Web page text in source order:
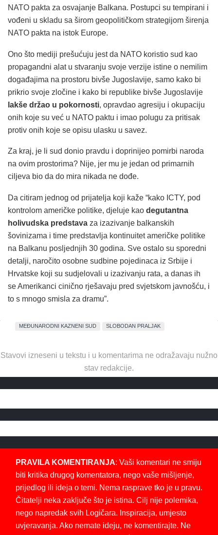
NATO pakta za osvajanje Balkana. Postupci su tempirani i
vođeni u skladu sa širom geopolitičkom strategijom širenja
NATO pakta na istok Europe.
Ono što mediji prešućuju jest da NATO koristio sud kao
propagandni alat u stvaranju svoje verzije istine o nemilim
događajima na prostoru bivše Jugoslavije, samo kako bi
prikrio svoje zločine i kako bi republike bivše Jugoslavije
lakše držao u pokornosti, opravdao agresiju i okupaciju
onih koje su već u NATO paktu i imao polugu za pritisak
protiv onih koje se opisu ulasku u savez.
Za kraj, je li sud donio pravdu i doprinijeo pomirbi naroda
na ovim prostorima? Nije, jer mu je jedan od primarnih
ciljeva bio da do mira nikada ne dođe.
Da citiram jednog od prijatelja koji kaže “kako ICTY, pod
kontrolom američke politike, djeluje kao degutantna
holivudska predstava za izazivanje balkanskih
šovinizama i time predstavlja kontinuitet američke politike
na Balkanu posljednjih 30 godina. Sve ostalo su sporedni
detalji, naročito osobne sudbine pojedinaca iz Srbije i
Hrvatske koji su sudjelovali u izazivanju rata, a danas ih
se Amerikanci cinično rješavaju pred svjetskom javnošću, i
to s mnogo smisla za dramu”.
MEĐUNARODNI KAZNENI SUD SLOBODAN PRALJAK
Stavovi izneseni u tekstu i u komentarima ne odražavaju nužno
stav redakcije.
PRAVILA KOMENTIRANJA: Vaši komentari ne smiju
biti kritika drugog komentatora, nego vaše mišljenje,
prijedlog ili ideja o temi. Nema rasprave tko je u pravu.
Čitatelji neka zaključe što je istina. Cilj nije polemika,
nego napredak svih Logičara. Inspiracija, umjesto
uvjeravanja. Ako nemate ideju, ne komentirajte. Ne